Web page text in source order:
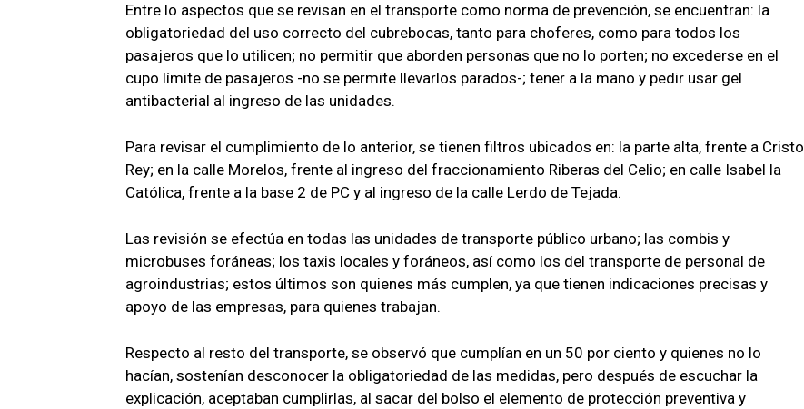
Entre lo aspectos que se revisan en el transporte como norma de prevención, se encuentran: la
obligatoriedad del uso correcto del cubrebocas, tanto para choferes, como para todos los
pasajeros que lo utilicen; no permitir que aborden personas que no lo porten; no excederse en el
cupo límite de pasajeros -no se permite llevarlos parados-; tener a la mano y pedir usar gel
antibacterial al ingreso de las unidades.
Para revisar el cumplimiento de lo anterior, se tienen filtros ubicados en: la parte alta, frente a Cristo
Rey; en la calle Morelos, frente al ingreso del fraccionamiento Riberas del Celio; en calle Isabel la
Católica, frente a la base 2 de PC y al ingreso de la calle Lerdo de Tejada.
Las revisión se efectúa en todas las unidades de transporte público urbano; las combis y
microbuses foráneas; los taxis locales y foráneos, así como los del transporte de personal de
agroindustrias; estos últimos son quienes más cumplen, ya que tienen indicaciones precisas y
apoyo de las empresas, para quienes trabajan.
Respecto al resto del transporte, se observó que cumplían en un 50 por ciento y quienes no lo
hacían, sostenían desconocer la obligatoriedad de las medidas, pero después de escuchar la
explicación, aceptaban cumplirlas, al sacar del bolso el elemento de protección preventiva y